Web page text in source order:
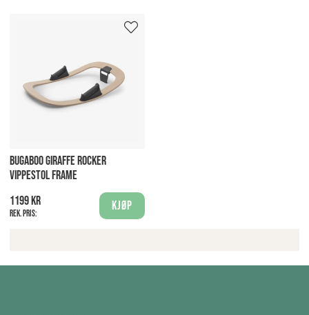
BUGABOO GIRAFFE ROCKER
VIPPESTOL FRAME
1199 kr
Rek. pris:
Kjøp